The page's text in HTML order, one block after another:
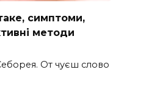
симптоми,
методи
От чуєш слово